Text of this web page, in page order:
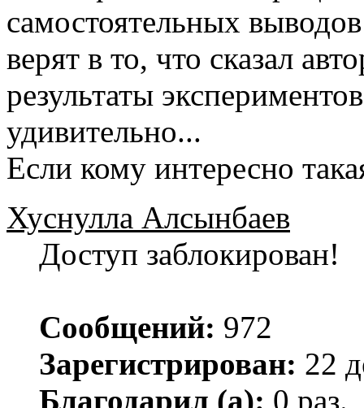
самостоятельных
верят в то, что сказал
результаты
удивительно...
Если кому интересно
Хуснулла Алсынбаев
Доступ заблокирован!
Сообщений: 972
Зарегистрирован: 22
Благодарил (а): 0 раз.